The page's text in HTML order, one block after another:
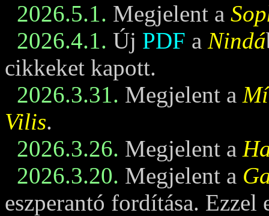
2026.5.1. Megjelent a
2026.4.1. Új PDF a Nindá
cikkeket kapott.
2026.3.31. Megjelent a
Vilis.
2026.3.26. Megjelent a
2026.3.20. Megjelent a
eszperantó fordítása. Ezzel